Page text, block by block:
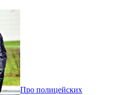
Про полицейских